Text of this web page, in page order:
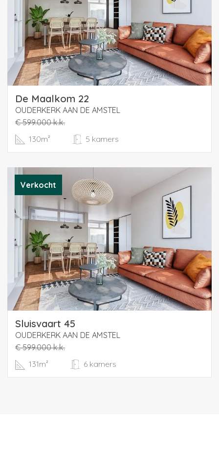
Parking is available in front of the door and in the
immediate vicinity. Within 500 meters there are schools
and childcare, an outdoor swimming pool and sports
fields, and a small-scale but good shopping center with,
among other things, a large Jumbo supermarket, as well
as public transport stops. Furthermore, it is wonderfully
rural located on the green outer edge, with the nature
and recreation area "De Ouderkerkerplas" within walking
or short cycling distance, but the cozy historic village
center is also nearby with specialty shops, supermarket
and of course the famous restaurants.
with everything within reach within cycling distance of
Amsterdam/Amstelveen/Amsterdam-Zuidoost.
De Maalkom 22
OUDERKERK AAN DE AMSTEL
€ 599.000 k.k.
130m²
5 kamers
Verkocht
Sluisvaart 45
OUDERKERK AAN DE AMSTEL
€ 599.000 k.k.
131m²
6 kamers